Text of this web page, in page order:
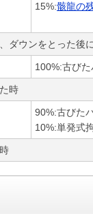
15%:骸龍の
ダウンをとった後
100%:古び
時
90%:古びた
10%:単発式